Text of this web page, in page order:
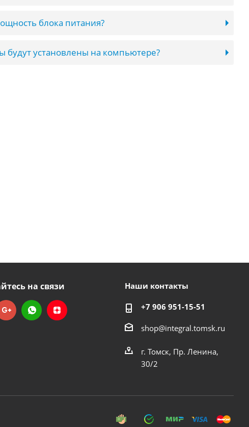
блока питания?
будут установлены на компьютере?
на связи Наши контакты
+7 906 951-15-51
shop@integral.tomsk.ru
г. Томск, Пр. Ленина,
30/2